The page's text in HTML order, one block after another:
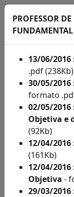
Administração
Concursos
Acompanhe
aqui
PROFESSOR
FUNDAMENTAL
13/06/2016
.pdf (238Kb)
30/05/2016
formato
02/05/2016
Objetiva e
(92Kb)
12/04/
(161Kb)
12/04/2016
Objetiva -
29/03/2016